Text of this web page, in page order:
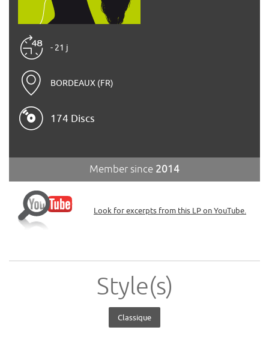
- 21 j
BORDEAUX (FR)
174 Discs
Member since 2014
Look for excerpts from this LP on YouTube.
Style(s)
Classique